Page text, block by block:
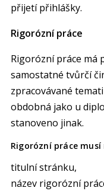
přijetí přihlášky.
Rigorózní práce
Rigorózní práce má
samostatné tvůrčí
zpracovávané
obdobná jako u
stanoveno jinak.
Rigorózní práce
titulní stránku,
název rigorózní